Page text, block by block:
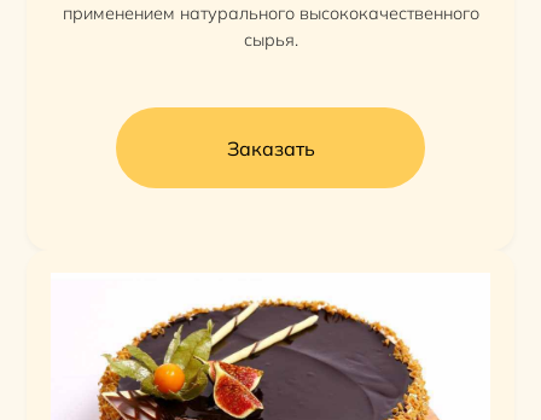
применением натурального высококачественного
сырья.
Заказать